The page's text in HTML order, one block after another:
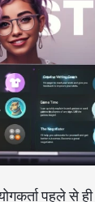
पहले से ही